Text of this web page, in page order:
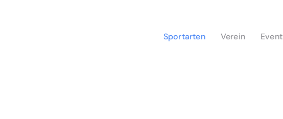
Sportarten Verein Event